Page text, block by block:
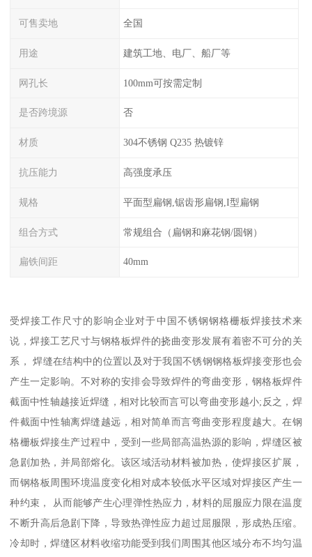
可售卖地 全国
用途 建筑工地、电厂、船厂等
网孔长 100mm可按需定制
是否跨境源 否
材质 304不锈钢 Q235 热镀锌
抗压能力 高强度承压
规格 平面型扁钢,锯齿形扁钢,I型扁钢
组合方式 常规组合（扁钢和麻花钢/圆钢）
扁铁间距 40mm
受焊接工作尺寸的影响企业对于中国不锈钢钢格栅板焊接技术来
说，焊接工艺尺寸与钢格板焊件的挠曲变形发展有着密不可分的关
系， 焊缝在结构中的位置以及对于我国不锈钢钢格板焊接变形也会
产生一定影响。不对称的安排会导致焊件的弯曲变形，钢格板焊件
截面中性轴越接近焊缝，相对比较而言可以弯曲变形越小;反之，焊
件截面中性轴离焊缝越远，相对简单而言弯曲变形程度越大。在钢
格栅板焊接生产过程中，受到一些局部高温热源的影响，焊缝区被
急剧加热，并局部熔化。该区域活动材料被加热，使焊接区扩展，
而钢格板周围环境温度变化相对成本较低水平区域对焊接区产生一
种约束， 从而能够产生心理弹性热应力，材料的屈服应力限在温度
不断升高后急剧下降，导致热弹性应力超过屈服限，形成热压缩。
冷却时，焊缝区材料收缩功能受到我们周围其他区域分布不均匀温